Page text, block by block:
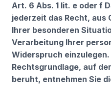
Art. 6 Abs. 1 lit. e oder f
jederzeit das Recht, aus
Ihrer besonderen
Verarbeitung Ihrer
Widerspruch
Rechtsgrundlage, auf
beruht, entnehmen Sie